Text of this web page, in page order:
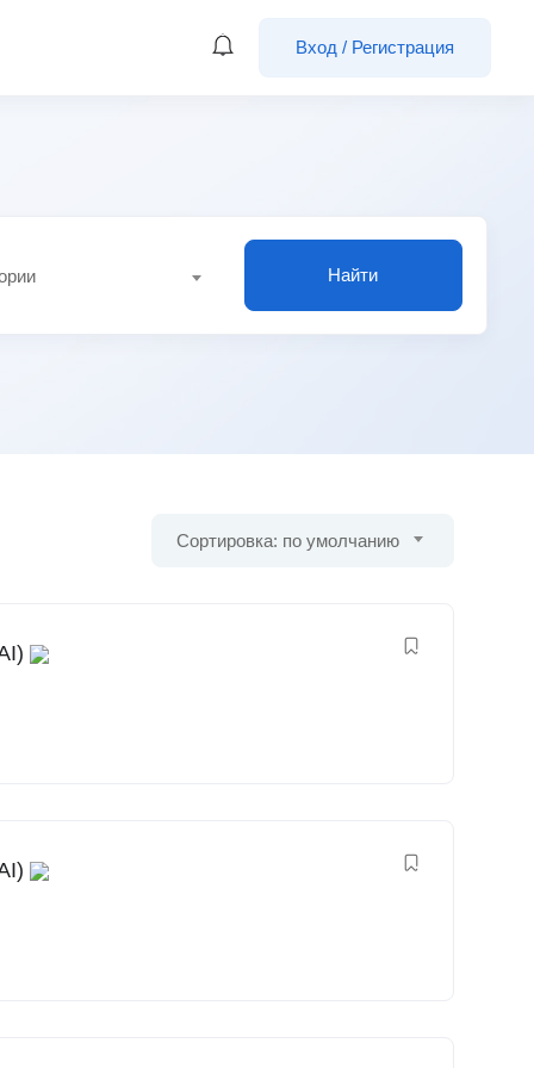
Вход / Регистрация
Найти
Сортировка: по умолчанию